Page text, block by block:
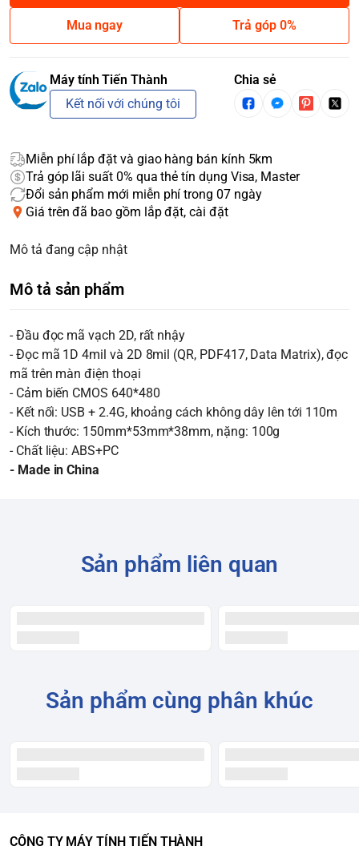
NaN
Mua ngay Trả góp 0%
Máy tính Tiến Thành
Kết nối với chúng tôi
Chia sẻ
Miễn phí lắp đặt và giao hàng bán kính 5km
Trả góp lãi suất 0% qua thẻ tín dụng Visa, Master
Đổi sản phẩm mới miễn phí trong 07 ngày
Giá trên đã bao gồm lắp đặt, cài đặt
Mô tả đang cập nhật
Mô tả sản phẩm
- Đầu đọc mã vạch 2D, rất nhậy
- Đọc mã 1D 4mil và 2D 8mil (QR, PDF417, Data Matrix), đọc
mã trên màn điện thoại
- Cảm biến CMOS 640*480
- Kết nối: USB + 2.4G, khoảng cách không dây lên tới 110m
- Kích thước: 150mm*53mm*38mm, nặng: 100g
- Chất liệu: ABS+PC
- Made in China
Sản phẩm liên quan
Sản phẩm cùng phân khúc
CÔNG TY MÁY TÍNH TIẾN THÀNH